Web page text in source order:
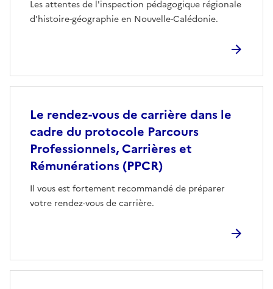
Les attentes de l'inspection pédagogique régionale
d'histoire-géographie en Nouvelle-Calédonie.
Le rendez-vous de carrière dans le
cadre du protocole Parcours
Professionnels, Carrières et
Rémunérations (PPCR)
Il vous est fortement recommandé de préparer
votre rendez-vous de carrière.